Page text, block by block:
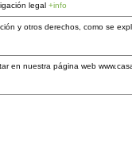
legal +info
y otros derechos, como se
en nuestra página web